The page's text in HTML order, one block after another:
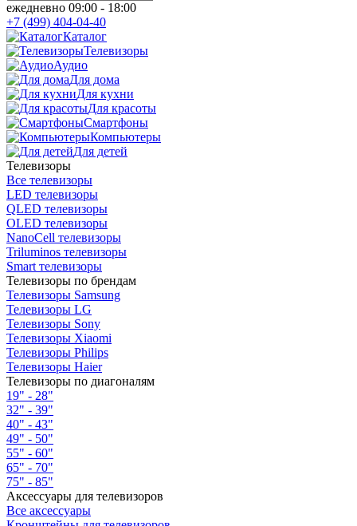
ежедневно 09:00 - 18:00
+7 (499) 404-04-40
Каталог
Телевизоры
Аудио
Для дома
Для кухни
Для красоты
Смартфоны
Компьютеры
Для детей
Телевизоры
Все телевизоры
LED телевизоры
QLED телевизоры
OLED телевизоры
NanoCell телевизоры
Triluminos телевизоры
Smart телевизоры
Телевизоры по брендам
Телевизоры Samsung
Телевизоры LG
Телевизоры Sony
Телевизоры Xiaomi
Телевизоры Philips
Телевизоры Haier
Телевизоры по диагоналям
19" - 28"
32" - 39"
40" - 43"
49" - 50"
55" - 60"
65" - 70"
75" - 85"
Аксессуары для телевизоров
Все аксессуары